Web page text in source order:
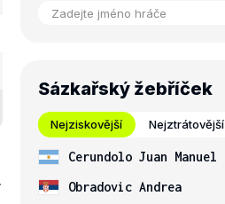
Sázkařský žebříček
Nejziskovější Nejztrátovější
Cerundolo Juan Manuel
Obradovic Andrea